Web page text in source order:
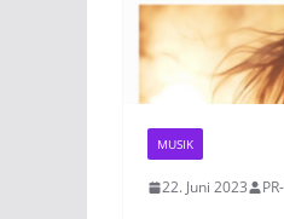
MUSIK
22. Juni 2023